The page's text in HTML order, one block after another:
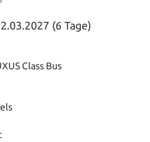
(6 Tage)
Class Bus